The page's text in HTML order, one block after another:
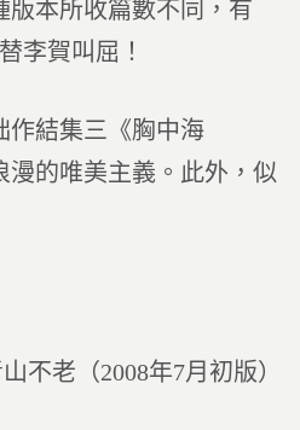
本所收篇數不同，有
李賀叫屈！
作結集三《胸中海
的唯美主義。此外，似
不老（2008年7月初版）